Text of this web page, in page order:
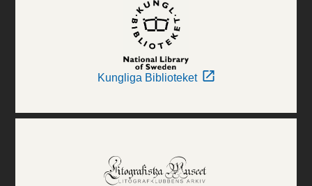
Kungliga Biblioteket